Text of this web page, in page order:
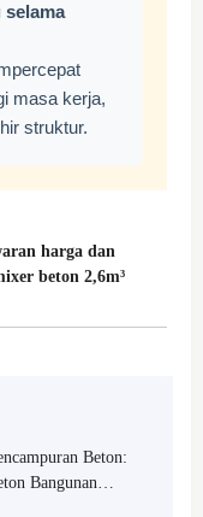
selama
masa kerja,
struktur.
harga dan
beton 2,6m³
Beton:
Bangunan